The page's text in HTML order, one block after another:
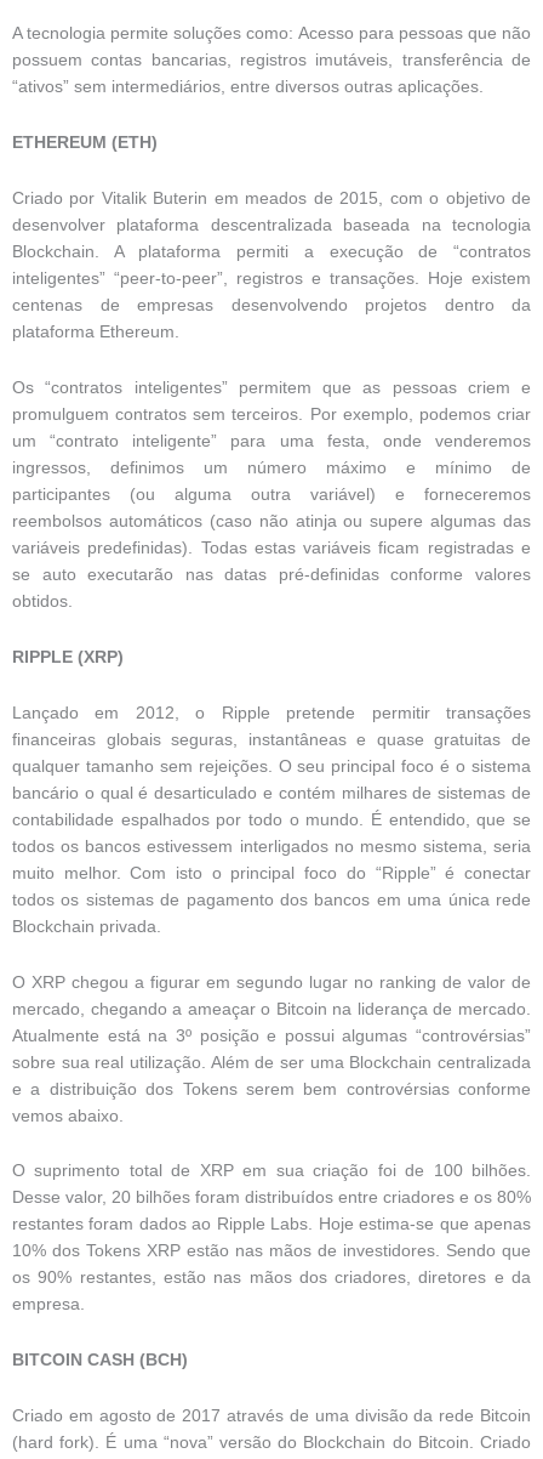
A tecnologia permite soluções como: Acesso para pessoas que não
possuem contas bancarias, registros imutáveis, transferência de
“ativos” sem intermediários, entre diversos outras aplicações.
ETHEREUM (ETH)
Criado por Vitalik Buterin em meados de 2015, com o objetivo de
desenvolver plataforma descentralizada baseada na tecnologia
Blockchain. A plataforma permiti a execução de “contratos
inteligentes” “peer-to-peer”, registros e transações. Hoje existem
centenas de empresas desenvolvendo projetos dentro da
plataforma Ethereum.
Os “contratos inteligentes” permitem que as pessoas criem e
promulguem contratos sem terceiros. Por exemplo, podemos criar
um “contrato inteligente” para uma festa, onde venderemos
ingressos, definimos um número máximo e mínimo de
participantes (ou alguma outra variável) e forneceremos
reembolsos automáticos (caso não atinja ou supere algumas das
variáveis predefinidas). Todas estas variáveis ficam registradas e
se auto executarão nas datas pré-definidas conforme valores
obtidos.
RIPPLE (XRP)
Lançado em 2012, o Ripple pretende permitir transações
financeiras globais seguras, instantâneas e quase gratuitas de
qualquer tamanho sem rejeições. O seu principal foco é o sistema
bancário o qual é desarticulado e contém milhares de sistemas de
contabilidade espalhados por todo o mundo. É entendido, que se
todos os bancos estivessem interligados no mesmo sistema, seria
muito melhor. Com isto o principal foco do “Ripple” é conectar
todos os sistemas de pagamento dos bancos em uma única rede
Blockchain privada.
O XRP chegou a figurar em segundo lugar no ranking de valor de
mercado, chegando a ameaçar o Bitcoin na liderança de mercado.
Atualmente está na 3º posição e possui algumas “controvérsias”
sobre sua real utilização. Além de ser uma Blockchain centralizada
e a distribuição dos Tokens serem bem controvérsias conforme
vemos abaixo.
O suprimento total de XRP em sua criação foi de 100 bilhões.
Desse valor, 20 bilhões foram distribuídos entre criadores e os 80%
restantes foram dados ao Ripple Labs. Hoje estima-se que apenas
10% dos Tokens XRP estão nas mãos de investidores. Sendo que
os 90% restantes, estão nas mãos dos criadores, diretores e da
empresa.
BITCOIN CASH (BCH)
Criado em agosto de 2017 através de uma divisão da rede Bitcoin
(hard fork). É uma “nova” versão do Blockchain do Bitcoin. Criado